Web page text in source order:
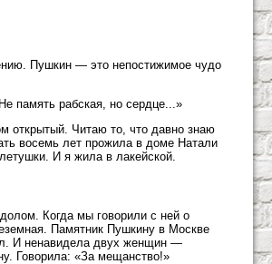
Пушкин — это непостижимое чудо
память рабская, но сердце...»
открытый. Читаю то, что давно знаю
восемь лет прожила в доме Натали
И я жила в лакейской.
Когда мы говорили с ней о
Памятник Пушкину в Москве
И ненавидела двух женщин —
Говорила: «За мещанство!»